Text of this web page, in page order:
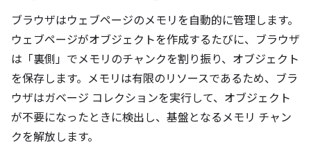
ブラウザはウェブページのメモリを自動的に管理します。
ウェブページがオブジェクトを作成するたびに、ブラウザ
は「裏側」でメモリのチャンクを割り振り、オブジェクト
を保存します。メモリは有限のリソースであるため、ブラ
ウザはガベージ コレクションを実行して、オブジェクト
が不要になったときに検出し、基盤となるメモリ チャン
クを解放します。